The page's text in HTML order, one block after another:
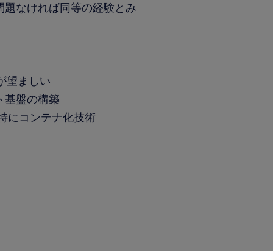
なければ同等の経験とみ
望ましい
基盤の構築
にコンテナ化技術